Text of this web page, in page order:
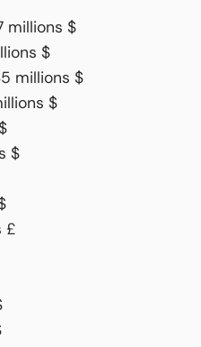
millions $
$
millions $
$
$
£